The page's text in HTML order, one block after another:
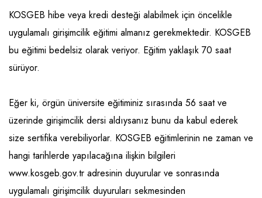
KOSGEB hibe veya kredi desteği alabilmek için öncelikle
uygulamalı girişimcilik eğitimi almanız gerekmektedir. KOSGEB
bu eğitimi bedelsiz olarak veriyor. Eğitim yaklaşık 70 saat
sürüyor.
Eğer ki, örgün üniversite eğitiminiz sırasında 56 saat ve
üzerinde girişimcilik dersi aldıysanız bunu da kabul ederek
size sertifika verebiliyorlar. KOSGEB eğitimlerinin ne zaman ve
hangi tarihlerde yapılacağına ilişkin bilgileri
www.kosgeb.gov.tr adresinin duyurular ve sonrasında
uygulamalı girişimcilik duyuruları sekmesinden